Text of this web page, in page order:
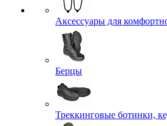
Аксессуары для
Берцы
Треккинговые ботинки,